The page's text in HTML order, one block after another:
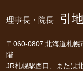
理事長・院長 引
〒060-0807 北海道札幌
階
JR札幌駅西口、または